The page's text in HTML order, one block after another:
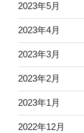
2023年5月
2023年4月
2023年3月
2023年2月
2023年1月
2022年12月